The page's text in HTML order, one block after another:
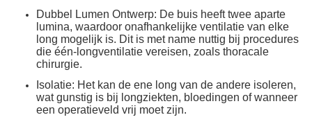
Dubbel Lumen Ontwerp: De buis heeft twee aparte
lumina, waardoor onafhankelijke ventilatie van elke
long mogelijk is. Dit is met name nuttig bij procedures
die één-longventilatie vereisen, zoals thoracale
chirurgie.
Isolatie: Het kan de ene long van de andere isoleren,
wat gunstig is bij longziekten, bloedingen of wanneer
een operatieveld vrij moet zijn.